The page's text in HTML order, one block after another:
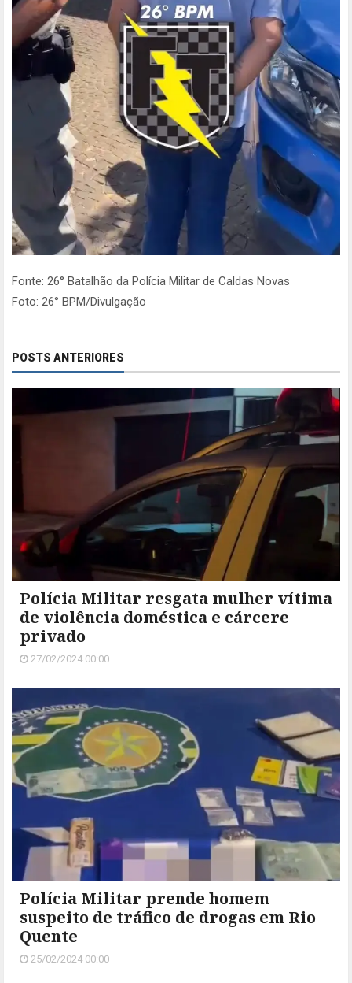
Fonte: 26° Batalhão da Polícia Militar de Caldas Novas
Foto: 26° BPM/Divulgação
POSTS ANTERIORES
Polícia Militar resgata mulher vítima
de violência doméstica e cárcere
privado
27/02/2024 00:00
Polícia Militar prende homem
suspeito de tráfico de drogas em Rio
Quente
25/02/2024 00:00